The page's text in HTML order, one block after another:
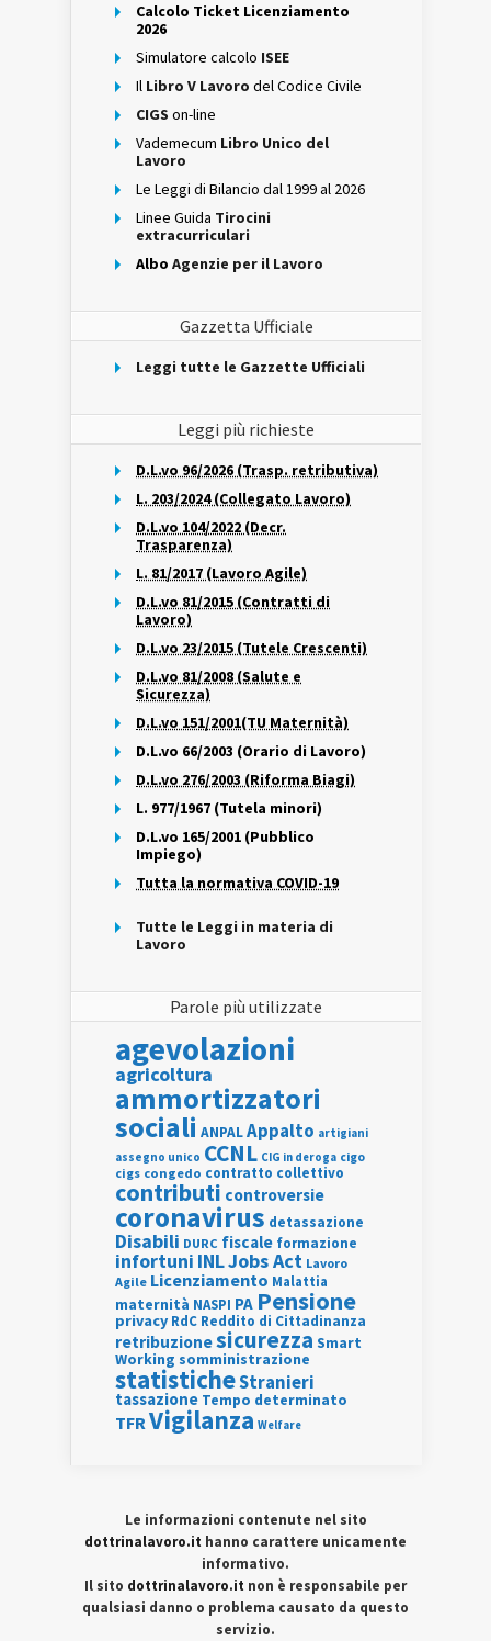
Calcolo Ticket Licenziamento
2026
Simulatore calcolo ISEE
Il Libro V Lavoro del Codice Civile
CIGS on-line
Vademecum Libro Unico del
Lavoro
Le Leggi di Bilancio dal 1999 al 2026
Linee Guida Tirocini
extracurriculari
Albo Agenzie per il Lavoro
Gazzetta Ufficiale
Leggi tutte le Gazzette Ufficiali
Leggi più richieste
D.L.vo 96/2026 (Trasp. retributiva)
L. 203/2024 (Collegato Lavoro)
D.L.vo 104/2022 (Decr.
Trasparenza)
L. 81/2017 (Lavoro Agile)
D.L.vo 81/2015 (Contratti di
Lavoro)
D.L.vo 23/2015 (Tutele Crescenti)
D.L.vo 81/2008 (Salute e
Sicurezza)
D.L.vo 151/2001(TU Maternità)
D.L.vo 66/2003 (Orario di Lavoro)
D.L.vo 276/2003 (Riforma Biagi)
L. 977/1967 (Tutela minori)
D.L.vo 165/2001 (Pubblico
Impiego)
Tutta la normativa COVID-19
Tutte le Leggi in materia di
Lavoro
Parole più utilizzate
agevolazioni
agricoltura
ammortizzatori
sociali ANPALAppalto artigiani
assegno unico CCNL CIG in deroga cigo
cigs congedo contratto collettivo
contributi controversie
coronavirus detassazione
Disabili DURC fiscale formazione
infortuni INLJobs Act Lavoro
Agile Licenziamento Malattia
maternità NASPI PA Pensione
privacy RdC Reddito di Cittadinanza
retribuzionesicurezza Smart
Working somministrazione
statisticheStranieri
tassazione Tempo determinato
TFRVigilanza Welfare
Le informazioni contenute nel sito
dottrinalavoro.it hanno carattere unicamente
informativo.
Il sito dottrinalavoro.it non è responsabile per
qualsiasi danno o problema causato da questo
servizio.